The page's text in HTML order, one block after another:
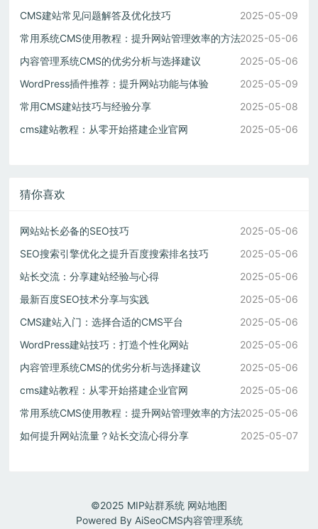
CMS建站常见问题解答及优化技巧
2025-05-09
常用系统CMS使用教程：提升网站管理效率的方法2025-05-06
内容管理系统CMS的优劣分析与选择建议
2025-05-06
WordPress插件推荐：提升网站功能与体验
2025-05-09
常用CMS建站技巧与经验分享
2025-05-08
cms建站教程：从零开始搭建企业官网
2025-05-06
猜你喜欢
网站站长必备的SEO技巧
2025-05-06
SEO搜索引擎优化之提升百度搜索排名技巧
2025-05-06
站长交流：分享建站经验与心得
2025-05-06
最新百度SEO技术分享与实践
2025-05-06
CMS建站入门：选择合适的CMS平台
2025-05-06
WordPress建站技巧：打造个性化网站
2025-05-06
内容管理系统CMS的优劣分析与选择建议
2025-05-06
cms建站教程：从零开始搭建企业官网
2025-05-06
常用系统CMS使用教程：提升网站管理效率的方法2025-05-06
如何提升网站流量？站长交流心得分享
2025-05-07
©2025 MIP站群系统 网站地图
Powered By AiSeoCMS内容管理系统